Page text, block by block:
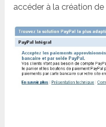
accéder à la création